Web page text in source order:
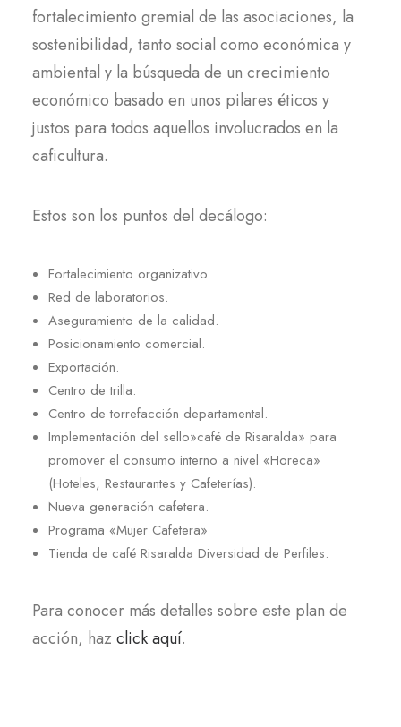
fortalecimiento gremial de las asociaciones, la
sostenibilidad, tanto social como económica y
ambiental y la búsqueda de un crecimiento
económico basado en unos pilares éticos y
justos para todos aquellos involucrados en la
caficultura.
Estos son los puntos del decálogo:
Fortalecimiento organizativo.
Red de laboratorios.
Aseguramiento de la calidad.
Posicionamiento comercial.
Exportación.
Centro de trilla.
Centro de torrefacción departamental.
Implementación del sello»café de Risaralda» para
promover el consumo interno a nivel «Horeca»
(Hoteles, Restaurantes y Cafeterías).
Nueva generación cafetera.
Programa «Mujer Cafetera»
Tienda de café Risaralda Diversidad de Perfiles.
Para conocer más detalles sobre este plan de
acción, haz click aquí.